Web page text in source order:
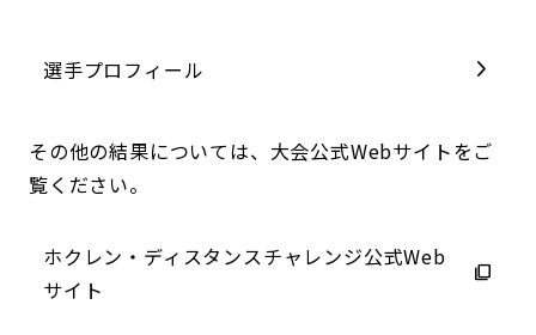
選手プロフィール
その他の結果については、大会公式Webサイトをご
覧ください。
ホクレン・ディスタンスチャレンジ公式Web
サイト